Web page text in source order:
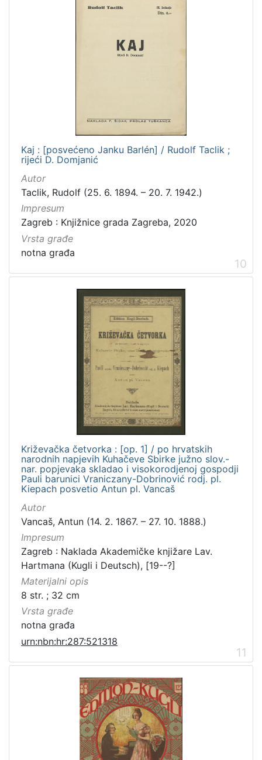
Kaj : [posvećeno Janku Barlén] / Rudolf Taclik ;
rijeći D. Domjanić
Autor
Taclik, Rudolf (25. 6. 1894. – 20. 7. 1942.)
Impresum
Zagreb : Knjižnice grada Zagreba, 2020
Vrsta građe
notna građa
10
Križevačka četvorka : [op. 1] / po hrvatskih
narodnih napjevih Kuhačeve Sbirke južno slov.-
nar. popjevaka skladao i visokorodjenoj gospodji
Pauli barunici Vraniczany-Dobrinović rodj. pl.
Kiepach posvetio Antun pl. Vancaš
Autor
Vancaš, Antun (14. 2. 1867. – 27. 10. 1888.)
Impresum
Zagreb : Naklada Akademičke knjižare Lav.
Hartmana (Kugli i Deutsch), [19--?]
Materijalni opis
8 str. ; 32 cm
Vrsta građe
notna građa
urn:nbn:hr:287:521318
11